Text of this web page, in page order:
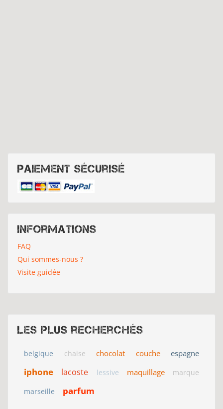
Paiement sécurisé
Informations
FAQ
Qui sommes-nous ?
Visite guidée
Les plus recherchés
belgique chaise chocolat couche espagne
iphone lacoste lessive maquillage
marque
marseille
parfum